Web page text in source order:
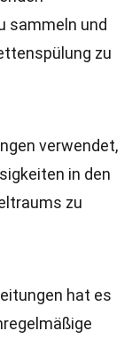
sammeln und
zu
verwendet,
in den
zu
hat es